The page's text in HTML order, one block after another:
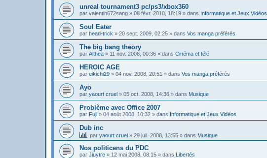
unreal tournament3 pc/ps3/xbox360
par valentin672sang » 08 févr. 2010, 18:19 » dans Informatique et Jeux Vidéos
Soul Eater
par head-trick » 20 sept. 2009, 02:25 » dans Vos manga préférés
The big bang theory
par Althea » 11 nov. 2008, 00:36 » dans Cinéma et télé
HEROIC AGE
par eikichi29 » 04 nov. 2008, 20:51 » dans Vos manga préférés
Ayo
par yaourt cruel » 05 oct. 2008, 14:36 » dans Musique
Problème avec Office 2007
par Fuji » 04 août 2008, 10:32 » dans Informatique et Jeux Vidéos
Dub inc
par yaourt cruel » 29 juil. 2008, 13:55 » dans Musique
Nos politicens du PDC
par Jiuytre » 12 mai 2008, 08:15 » dans Libertés